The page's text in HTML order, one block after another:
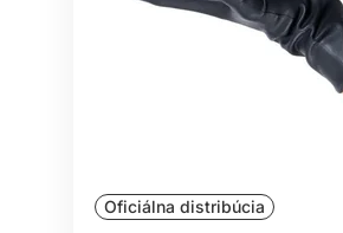
Oficiálna distribúcia